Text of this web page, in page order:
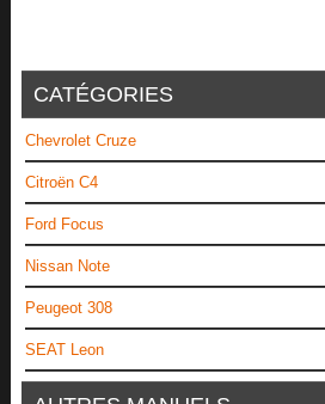
CATÉGORIES
Chevrolet Cruze
Citroën C4
Ford Focus
Nissan Note
Peugeot 308
SEAT Leon